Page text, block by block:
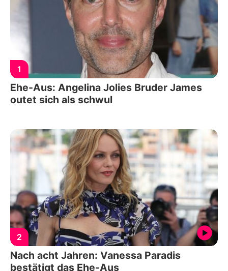
1
Ehe-Aus: Angelina Jolies Bruder James
outet sich als schwul
2
Nach acht Jahren: Vanessa Paradis
bestätigt das Ehe-Aus